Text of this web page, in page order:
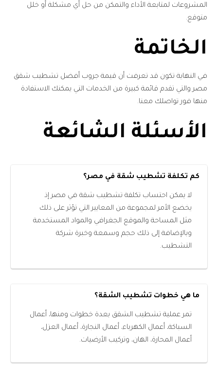
المشروعات لمتابعة الأداء والتمكن من حل أي مشكلة أو خلل
متوقع.
الخاتمة
في النهاية تكون قد تعرفت أن قيمة جروب أفضل تشطيب شقق
مصر والتي تقدم قائمة كبيرة من الخدمات التي يمكنك الاستفادة
منها فور تواصلك معنا.
الأسئلة الشائعة
كم تكلفة تشطيب شقة في مصر؟
لا يمكن احتساب تكلفة تشطيب شقة في مصر إذ
يخضع الأمر لمجموعة من المعايير التي تؤثر على ذلك
مثل المساحة والموقع الجغرافي والمواد المستخدمة
وبالإضافة إلى ذلك حجم وسمعة وخبرة شركة
التشطيب.
ما هي خطوات تشطيب الشقة؟
تمر عملية تشطيب الشقق بعدة خطوات ومنها، أعمال
السباكة، أعمال الكهرباء، أعمال النجارة، أعمال العزل،
أعمال المحارة، الهان، وتركيب الأرضيات.